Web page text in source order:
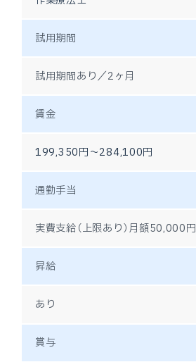
試用期間
試用期間あり／2ヶ月
賃金
199,350円～284,100円
通勤手当
実費支給（上限あり）月額50,000円
昇給
あり
賞与